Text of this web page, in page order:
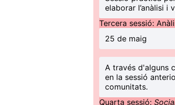
elaborar l’anàlisi i
Tercera sessió:
25 de maig
A través d'alguns
en la sessió
comunitats.
Quarta sessió: